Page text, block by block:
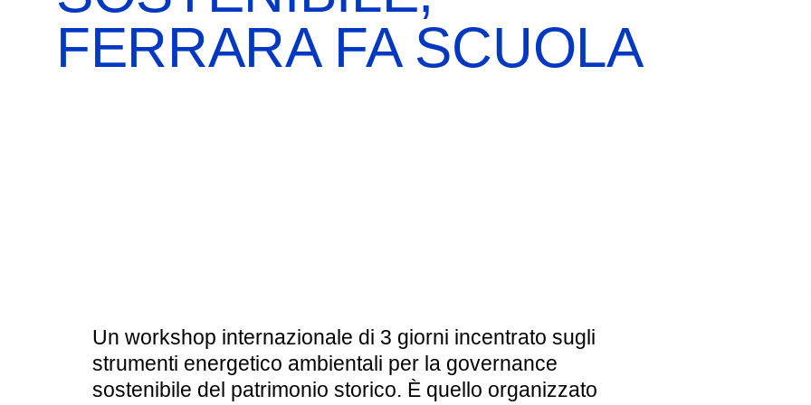
BOOKSHOP
AULA DIDATTICA
VISITE GUIDATE
PASSATI
RICERCA
IL CICLO DELLA VITA
#ITALIAEBRAICA
FERRARA FA SCUOLA
Un workshop internazionale di 3 giorni incentrato sugli
strumenti energetico ambientali per la governance
sostenibile del patrimonio storico. È quello organizzato